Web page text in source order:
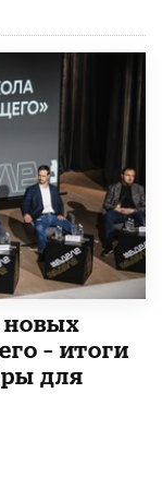
новых
– итоги
для